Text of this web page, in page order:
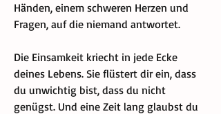
Händen, einem schweren Herzen und
Fragen, auf die niemand antwortet.
Die Einsamkeit kriecht in jede Ecke
deines Lebens. Sie flüstert dir ein, dass
du unwichtig bist, dass du nicht
genügst. Und eine Zeit lang glaubst du